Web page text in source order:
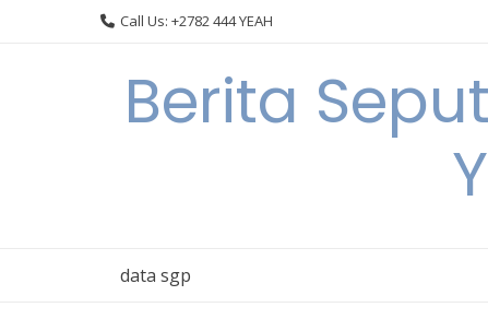
Call Us: +2782 444 YEAH
Berita
data sgp